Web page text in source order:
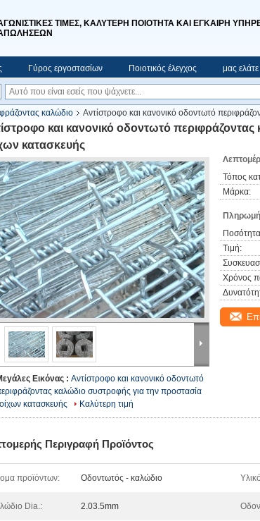
ΤΙΜΕΣ, ΚΑΛΥΤΕΡΗ ΠΟΙΟΤΗΤΑ ΚΑΙ ΕΓΚΑΙΡΗ
Γύρος εργοστασίων Ποιοτικός έλεγχος μας
καλώδιο
Αντίστροφο και κανονικό οδοντωτό
και κανονικό οδοντωτό
κατασκευής
Εικόνας : Αντίστροφο και κανονικό οδοντωτό
καλώδιο συστροφής για την προστασία
κατασκευής
Καλύτερη τιμή
Τόπος
Μάρκα:
Τιμή:
Χρόνος
Περιγραφή Προϊόντος
προϊόντων: Οδοντωτός - καλώδιο
Dia.: 2.03.5mm